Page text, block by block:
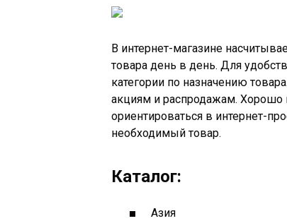
В интернет-магазине
товара день в день. Для
категории по назначению
акциям и распродажам. Хорошо
ориентироваться в интернет-
необходимый товар.
Каталог:
Азия